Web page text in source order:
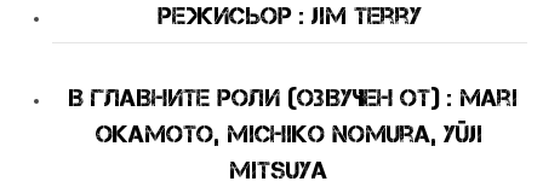
Режисьор : Jim Terry
В Главните Роли (озвучен от): Mari
Okamoto, Michiko Nomura, Yûji
Mitsuya